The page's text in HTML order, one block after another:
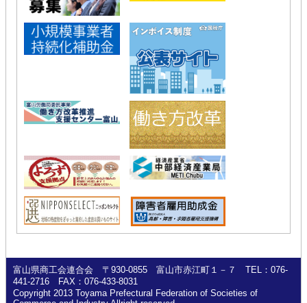
富山県商工会連合会 〒930-0855 富山市赤江町１－７ TEL：076-
441-2716 FAX：076-433-8031
Copyright 2013 Toyama Prefectural Federation of Societies of